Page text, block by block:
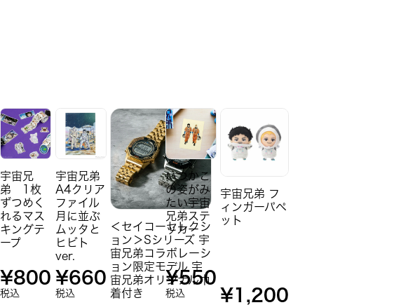
宇宙兄
弟 1枚
ずつめく
れるマス
キングテ
ープ
¥800
税込
宇宙兄弟
A4クリア
ファイル
月に並ぶ
ムッタと
ヒビト
ver.
¥660
税込
＜セイコーセレクシ
ョン＞Sシリーズ 宇
宙兄弟コラボレーシ
ョン限定モデル 宇
宙兄弟オリジナル巾
着付き
いつかこ
の姿がみ
たい宇宙
兄弟ステ
ッカー
¥550
税込
宇宙兄弟 フ
ィンガーパペ
ット
¥1,200